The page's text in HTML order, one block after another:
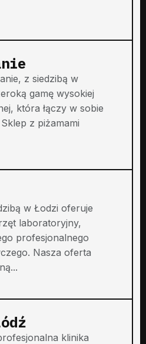
z siedzibą w
gamę wysokiej
która łączy w sobie
z piżamami
w Łodzi oferuje
laboratoryjny,
profesjonalnego
Nasza oferta
klinika